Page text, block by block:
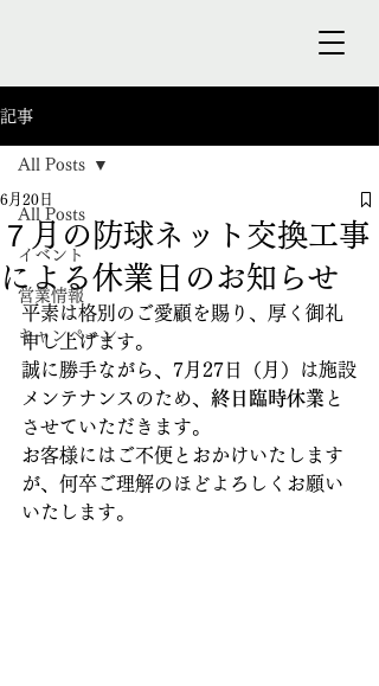
記事
All Posts
イベント
営業情報
キャンペーン
All Posts
７月の防球ネット交換工事
による休業日のお知らせ
6月20日
平素は格別のご愛顧を賜り、厚く御礼
申し上げます。
誠に勝手ながら、7月27日（月）は施設
メンテナンスのため、 終日臨時休業 と
させていただきます。
お客様にはご不便とおかけいたします
が、何卒ご理解のほどよろしくお願い
いたします。